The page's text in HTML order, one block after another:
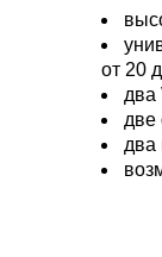
от 20
два
две
два